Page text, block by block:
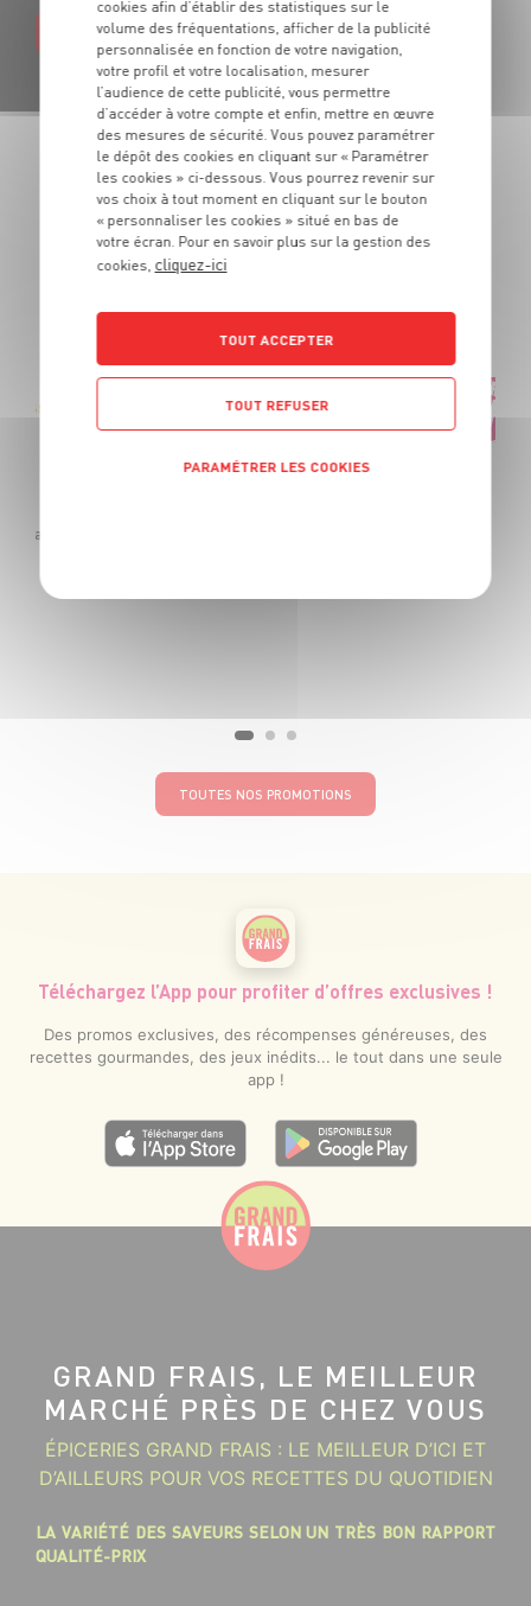
EN SAVOIR PLUS
LES PROMOTIONS
DE VOTRE ÉPICIER
De quoi cuisiner tous vos repas au meilleur prix !
Gressins 3 graines stiratini Panealba
Le paquet de 250g soit 7€96 le kg au lieu de 9€96 le kg
TOUTES NOS PROMOTIONS
Téléchargez l’App pour profiter d’offres exclusives !
Des promos exclusives, des récompenses généreuses, des
recettes gourmandes, des jeux inédits... le tout dans une seule
app !
GRAND FRAIS, LE MEILLEUR
MARCHÉ PRÈS DE CHEZ VOUS
ÉPICERIES GRAND FRAIS : LE MEILLEUR D’ICI ET
D’AILLEURS POUR VOS RECETTES DU QUOTIDIEN
LA VARIÉTÉ DES SAVEURS SELON UN TRÈS BON RAPPORT
QUALITÉ-PRIX
cookies afin d’établir des statistiques sur le
volume des fréquentations, afficher de la publicité
personnalisée en fonction de votre navigation,
votre profil et votre localisation, mesurer
l’audience de cette publicité, vous permettre
d’accéder à votre compte et enfin, mettre en œuvre
des mesures de sécurité. Vous pouvez paramétrer
le dépôt des cookies en cliquant sur « Paramétrer
les cookies » ci-dessous. Vous pourrez revenir sur
vos choix à tout moment en cliquant sur le bouton
« personnaliser les cookies » situé en bas de
votre écran. Pour en savoir plus sur la gestion des
cookies, cliquez-ici
TOUT ACCEPTER
TOUT REFUSER
PARAMÉTRER LES COOKIES